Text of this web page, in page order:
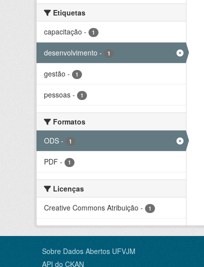
Etiquetas
capacitação - 1
desenvolvimento - 1
gestão - 1
pessoas - 1
Formatos
ODS - 1
PDF - 1
Licenças
Creative Commons Atribuição - 1
Sobre Dados Abertos UFVJM
API do CKAN